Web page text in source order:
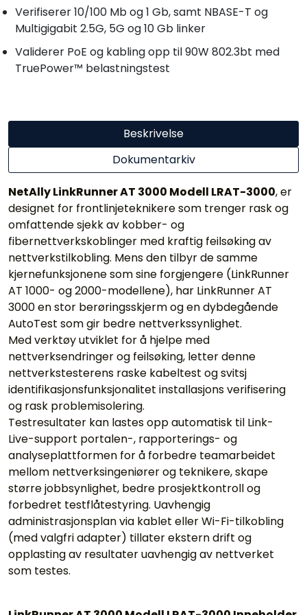
Verifiserer 10/100 Mb og 1 Gb, samt NBASE-T og
Multigigabit 2.5G, 5G og 10 Gb linker
Validerer PoE og kabling opp til 90W 802.3bt med
TruePower™ belastningstest
Beskrivelse
Dokumentarkiv
NetAlly LinkRunner AT 3000 Modell LRAT-3000, er
designet for frontlinjeteknikere som trenger rask og
omfattende sjekk av kobber- og
fibernettverkskoblinger med kraftig feilsøking av
nettverkstilkobling. Mens den tilbyr de samme
kjernefunksjonene som sine forgjengere (LinkRunner
AT 1000- og 2000-modellene), har LinkRunner AT
3000 en stor berøringsskjerm og en dybdegående
AutoTest som gir bedre nettverkssynlighet.
Med verktøy utviklet for å hjelpe med
nettverksendringer og feilsøking, letter denne
nettverkstesterens raske kabeltest og svitsj
identifikasjonsfunksjonalitet installasjons verifisering
og rask problemisolering.
Testresultater kan lastes opp automatisk til Link-
Live-support portalen-, rapporterings- og
analyseplattformen for å forbedre teamarbeidet
mellom nettverksingeniører og teknikere, skape
større jobbsynlighet, bedre prosjektkontroll og
forbedret testflåtestyring. Uavhengig
administrasjonsplan via kablet eller Wi-Fi-tilkobling
(med valgfri adapter) tillater ekstern drift og
opplasting av resultater uavhengig av nettverket
som testes.